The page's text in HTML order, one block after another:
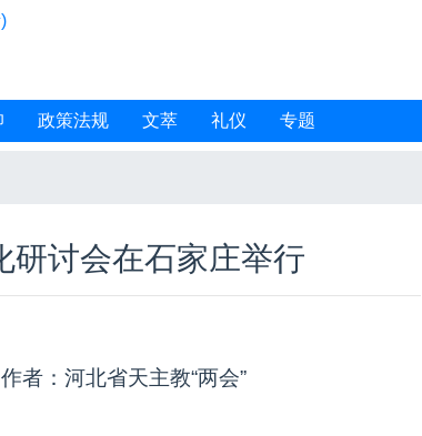
政策法规 文萃 礼仪 专题
研讨会在石家庄举行
作者：河北省天主教“两会”